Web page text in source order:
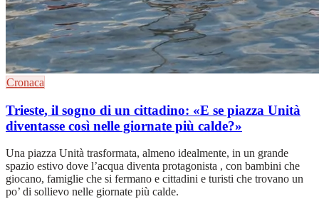
Cronaca
Trieste, il sogno di un cittadino: «E se piazza Unità
diventasse così nelle giornate più calde?»
Una piazza Unità trasformata, almeno idealmente, in un grande
spazio estivo dove l’acqua diventa protagonista , con bambini che
giocano, famiglie che si fermano e cittadini e turisti che trovano un
po’ di sollievo nelle giornate più calde.